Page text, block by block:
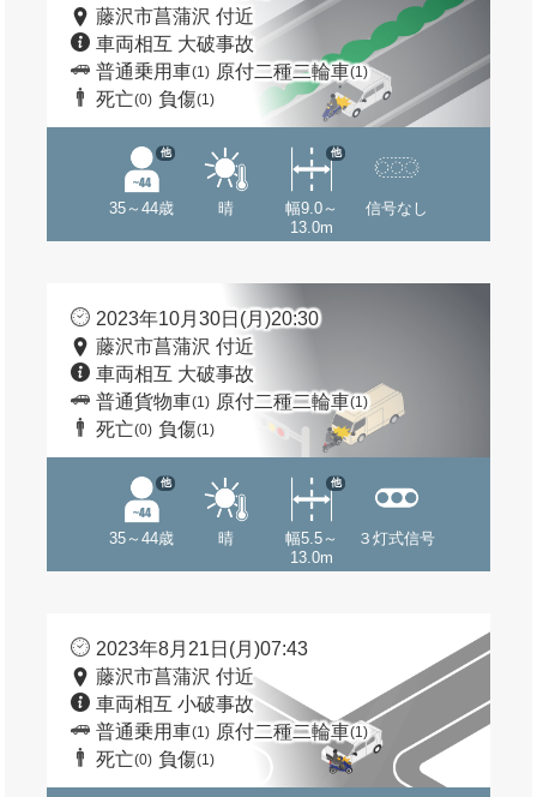
藤沢市菖蒲沢 付近
車両相互 大破事故
普通乗用車(1) 原付二種二輪車(1)
死亡(0) 負傷(1)
35～44歳
他
晴
幅9.0～
13.0m
他
信号なし
2023年10月30日(月)20:30
藤沢市菖蒲沢 付近
車両相互 大破事故
普通貨物車(1) 原付二種二輪車(1)
死亡(0) 負傷(1)
35～44歳
他
晴
幅5.5～
13.0m
他
３灯式信号
2023年8月21日(月)07:43
藤沢市菖蒲沢 付近
車両相互 小破事故
普通乗用車(1) 原付二種二輪車(1)
死亡(0) 負傷(1)